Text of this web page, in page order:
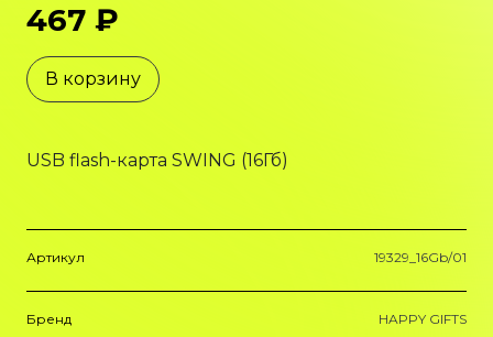
467 ₽
В корзину
USB flash-карта SWING (16Гб)
Артикул 19329_16Gb/01
Бренд HAPPY GIFTS